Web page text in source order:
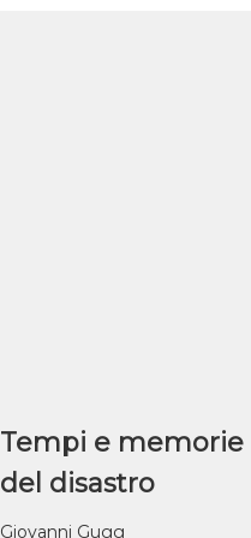
Tempi e memorie
del disastro
Giovanni Gugg